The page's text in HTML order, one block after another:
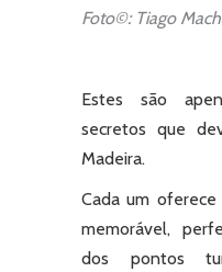
Foto©: Tiago
Estes são
secretos que
Madeira.
Cada um oferece
memorável,
dos pontos